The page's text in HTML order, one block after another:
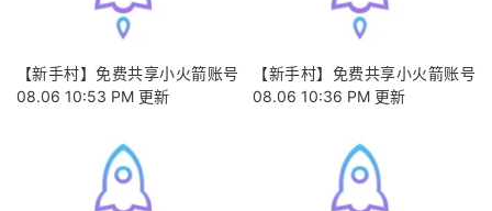
【新手村】免费共享小火箭账号
08.06 10:53 PM 更新
【新手村】免费共享小火箭账号
08.06 10:36 PM 更新